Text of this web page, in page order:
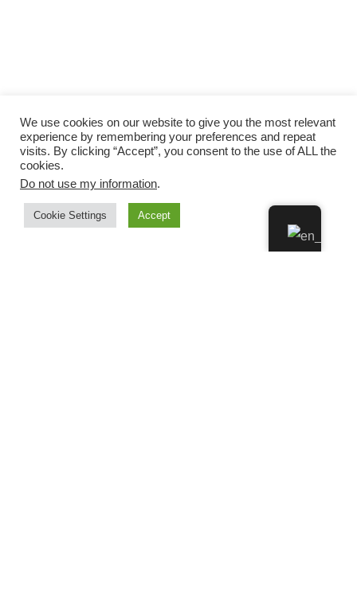
We use cookies on our website to give you the most relevant
experience by remembering your preferences and repeat
visits. By clicking “Accept”, you consent to the use of ALL the
cookies.
Do not use my information.
Cookie Settings Accept